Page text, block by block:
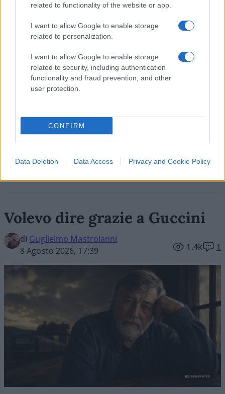
related to functionality of the website or app.
I want to allow Google to enable storage
related to personalization.
I want to allow Google to enable storage
related to security, including authentication
functionality and fraud prevention, and other
user protection.
CONFIRM
Data Deletion Data Access Privacy and Cookie Policy
13
SEDUTE SATIRICHE
Vignetta del 07/08/2026
Vai all'archivio delle vignette
Volevo dire grazie a Guccini
di Guglielmo Mastroianni
8 Agosto 2026, 17:39
1.4k 1